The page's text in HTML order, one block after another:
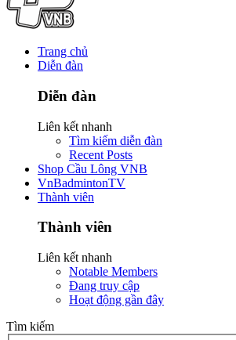
Trang chủ
Diễn đàn
Diễn đàn
Liên kết nhanh
Tìm kiếm diễn đàn
Recent Posts
Shop Cầu Lông VNB
VnBadmintonTV
Thành viên
Thành viên
Liên kết nhanh
Notable Members
Đang truy cập
Hoạt động gần đây
Tìm kiếm